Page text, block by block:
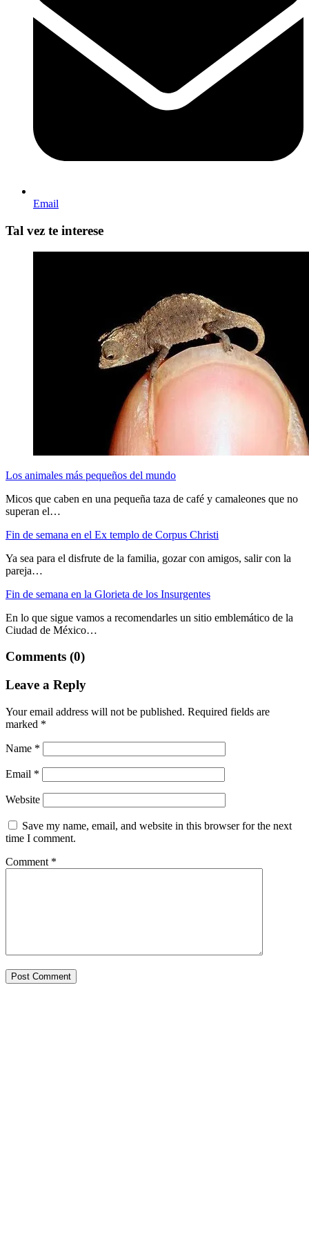
Email
Tal vez te interese
Los animales más pequeños del mundo
Micos que caben en una pequeña taza de café y camaleones que no
superan el…
Fin de semana en el Ex templo de Corpus Christi
Ya sea para el disfrute de la familia, gozar con amigos, salir con la
pareja…
Fin de semana en la Glorieta de los Insurgentes
En lo que sigue vamos a recomendarles un sitio emblemático de la
Ciudad de México…
Comments (0)
Leave a Reply
Your email address will not be published. Required fields are
marked *
Name *
Email *
Website
Save my name, email, and website in this browser for the next
time I comment.
Comment *